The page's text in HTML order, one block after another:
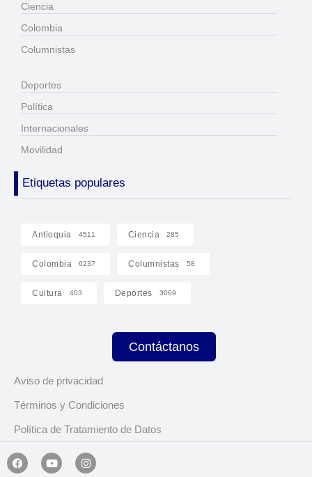
Ciencia
Colombia
Columnistas
Deportes
Política
Internacionales
Movilidad
Etiquetas populares
Antioquia 4511 Ciencia 285
Colombia 6237 Columnistas 58
Cultura 403 Deportes 3069
Contáctanos
Aviso de privacidad
Términos y Condiciones
Política de Tratamiento de Datos